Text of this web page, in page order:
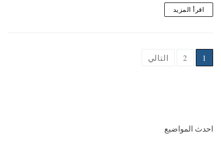
اقرأ المزيد
Posts
1
2 التالي
احدث المواضيع